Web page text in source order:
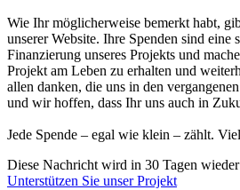
Wie Ihr möglicherweise bemerkt habt,
unserer Website. Ihre Spenden sind eine
Finanzierung unseres Projekts und
Projekt am Leben zu erhalten und
allen danken, die uns in den
und wir hoffen, dass Ihr uns auch in
Jede Spende – egal wie klein – zählt.
Diese Nachricht wird in 30 Tagen wieder
Unterstützen Sie unser Projekt